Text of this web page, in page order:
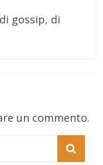
gossip, di
un commento.